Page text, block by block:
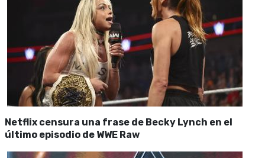
Netflix censura una frase de Becky Lynch en el
último episodio de WWE Raw